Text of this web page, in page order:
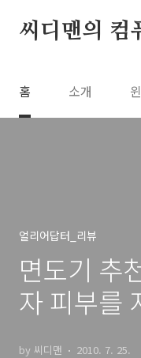
씨디맨의 컴
홈 소개
얼리어답터_리뷰
면도기 추
자 피부를
by 씨디맨 2010. 7. 25.